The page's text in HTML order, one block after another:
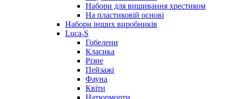
Набори для вишивання хрестиком
На пластиковій основі
Набори інших виробників
Luca-S
Гобелени
Класика
Різне
Пейзажі
Фауна
Квіти
Натюрморти